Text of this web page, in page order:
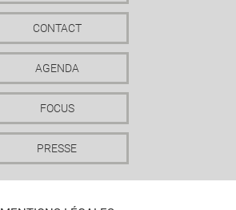
CONTACT
AGENDA
FOCUS
PRESSE